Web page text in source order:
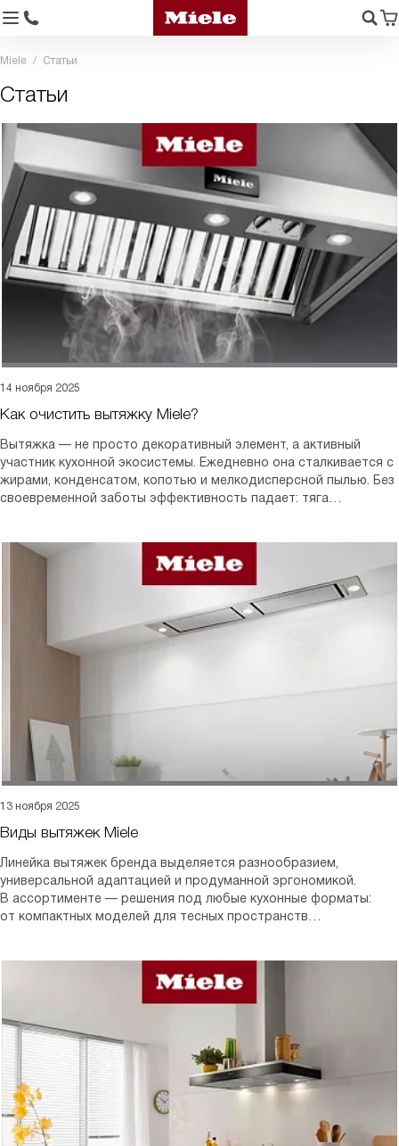
Miele Статьи
Статьи
14 ноября 2025
Как очистить вытяжку Miele?
Вытяжка — не просто декоративный элемент, а активный
участник кухонной экосистемы. Ежедневно она сталкивается с
жирами, конденсатом, копотью и мелкодисперсной пылью. Без
своевременной заботы эффективность падает: тяга
гигиене и даже на эмоциональном восприятии процесса
13 ноября 2025
Виды вытяжек Miele
Линейка вытяжек бренда выделяется разнообразием,
универсальной адаптацией и продуманной эргономикой.
В ассортименте — решения под любые кухонные форматы:
от компактных моделей для тесных пространств